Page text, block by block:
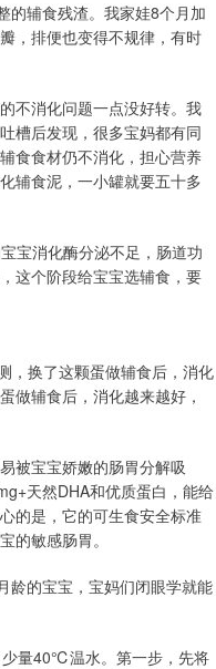
的辅食残渣。我家娃8个月加
，排便也变得不规律，有时
不消化问题一点没好转。我
槽后发现，很多宝妈都有同
食食材仍不消化，担心营养
辅食泥，一小罐就要五十多
宝消化酶分泌不足，肠道功
这个阶段给宝宝选辅食，要
，换了这颗蛋做辅食后，消化
做辅食后，消化越来越好，
被宝宝娇嫩的肠胃分解吸
天然DHA和优质蛋白，能给
的是，它的可生食安全标准
的敏感肠胃。
龄的宝宝，宝妈们闭眼学就能
少量40℃温水。第一步，先将